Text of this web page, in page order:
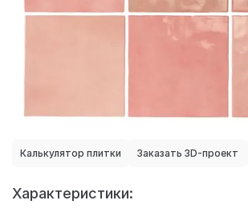
Калькулятор плитки Заказать 3D-проект
Характеристики: